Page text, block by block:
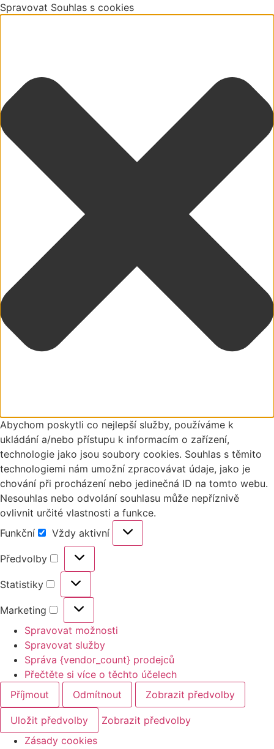
Spravovat Souhlas s cookies
Abychom poskytli co nejlepší služby, používáme k
ukládání a/nebo přístupu k informacím o zařízení,
technologie jako jsou soubory cookies. Souhlas s těmito
technologiemi nám umožní zpracovávat údaje, jako je
chování při procházení nebo jedinečná ID na tomto webu.
Nesouhlas nebo odvolání souhlasu může nepříznivě
ovlivnit určité vlastnosti a funkce.
Funkční
Vždy aktivní
Předvolby
Statistiky
Marketing
Spravovat možnosti
Spravovat služby
Správa {vendor_count} prodejců
Přečtěte si více o těchto účelech
Příjmout
Odmítnout Zobrazit předvolby
Uložit předvolby
Zobrazit předvolby
Zásady cookies